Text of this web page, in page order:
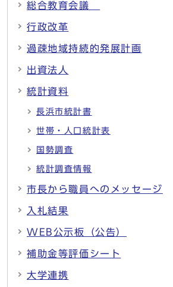
総合教育会議
行政改革
過疎地域持続的発展計画
出資法人
統計資料
長浜市統計書
世帯・人口統計表
国勢調査
統計調査情報
市長から職員へのメッセージ
入札結果
WEB公示板（公告）
補助金等評価シート
大学連携